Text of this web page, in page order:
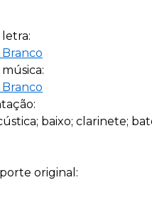
Branco
Branco
baixo; clarinete;
original: